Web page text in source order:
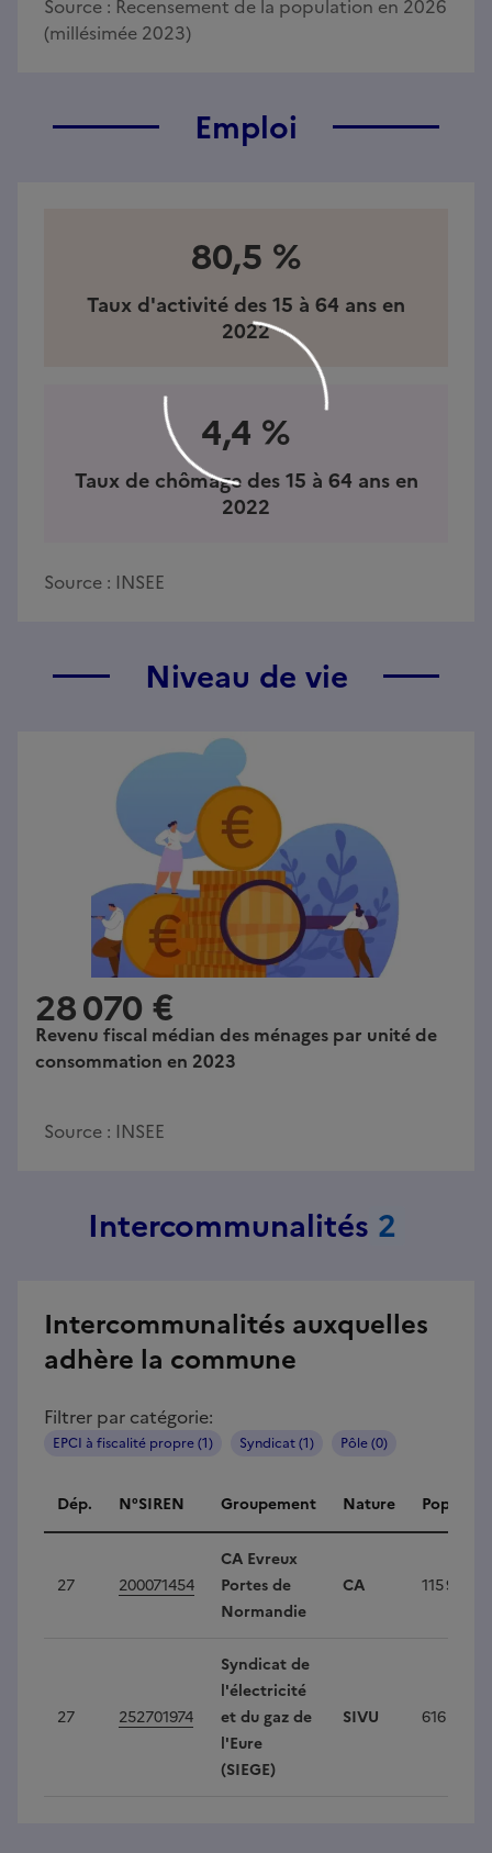
Source : Recensement de la population en 2026
(millésimée 2023)
Emploi
80,5 %
Taux d'activité des 15 à 64 ans en
2022
4,4 %
Taux de chômage des 15 à 64 ans en
2022
Source : INSEE
Niveau de vie
28 070 €
Revenu fiscal médian des ménages par unité de
consommation en 2023
Source : INSEE
Intercommunalités 2
Intercommunalités auxquelles
adhère la commune
Filtrer par catégorie:
EPCI à fiscalité propre (1) Syndicat (1) Pôle (0)
Intercommunalités
Dép. N°SIREN Groupement Nature
27 200071454
CA Evreux
Portes de
Normandie
CA 115 980
27 252701974
Syndicat de
l'électricité
et du gaz de
l'Eure
(SIEGE)
SIVU 616 217